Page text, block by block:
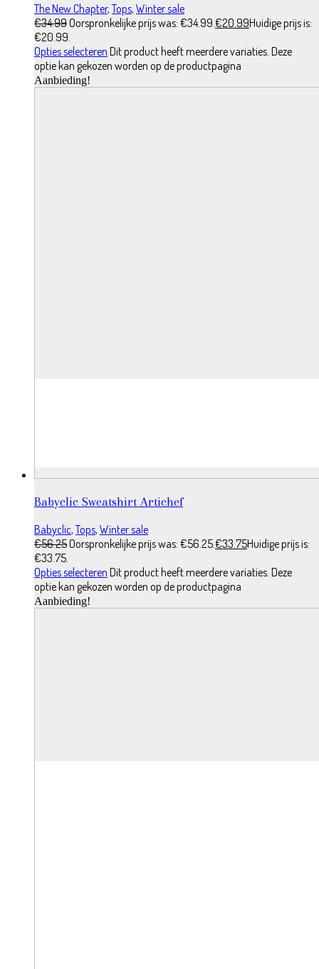
The New Chapter,Tops, Winter sale
€34.99Oorspronkelijke prijs was: €34.99. €20.99Huidige prijs is:
€20.99.
Opties selecteren Dit product heeft meerdere variaties. Deze
optie kan gekozen worden op de productpagina
Aanbieding!
Babyclic Sweatshirt Artichef
Babyclic,Tops, Winter sale
€56.25Oorspronkelijke prijs was: €56.25.€33.75Huidige prijs is:
€33.75.
Opties selecteren Dit product heeft meerdere variaties. Deze
optie kan gekozen worden op de productpagina
Aanbieding!